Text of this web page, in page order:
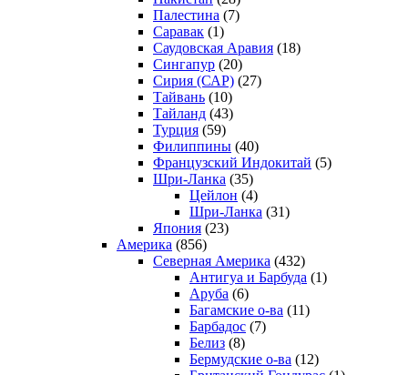
Палестина (7)
Саравак (1)
Саудовская Аравия (18)
Сингапур (20)
Сирия (САР) (27)
Тайвань (10)
Тайланд (43)
Турция (59)
Филиппины (40)
Французский Индокитай (5)
Шри-Ланка (35)
Цейлон (4)
Шри-Ланка (31)
Япония (23)
Америка (856)
Северная Америка (432)
Антигуа и Барбуда (1)
Аруба (6)
Багамские о-ва (11)
Барбадос (7)
Белиз (8)
Бермудские о-ва (12)